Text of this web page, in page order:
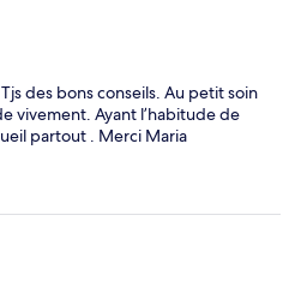
des bons conseils. Au petit soin
vivement. Ayant l’habitude de
partout . Merci Maria